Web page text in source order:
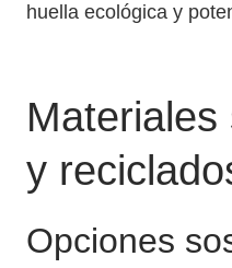
huella ecológica y
Materiales
y
Opciones